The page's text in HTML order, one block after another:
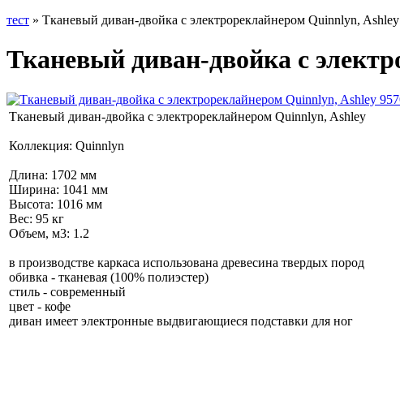
тест » Тканевый диван-двойка с электрореклайнером Quinnlyn,
Тканевый диван-двойка с
Тканевый диван-двойка с электрореклайнером Quinnlyn, Ashley
Коллекция: Quinnlyn
Длина: 1702 мм
Ширина: 1041 мм
Высота: 1016 мм
Вес: 95 кг
Объем, м3: 1.2
в производстве каркаса использована древесина твердых пород
обивка - тканевая (100% полиэстер)
стиль - современный
цвет - кофе
диван имеет электронные выдвигающиеся подставки для ног